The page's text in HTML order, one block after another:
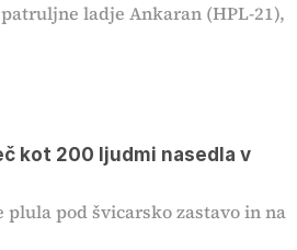
ladje Ankaran (HPL-21),
kot 200 ljudmi nasedla v
pod švicarsko zastavo in na